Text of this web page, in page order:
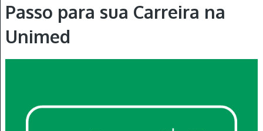
Passo para sua Carreira na
Unimed